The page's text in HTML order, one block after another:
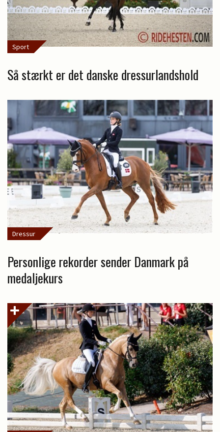
Sport
Så stærkt er det danske dressurlandshold
Dressur
Personlige rekorder sender Danmark på
medaljekurs